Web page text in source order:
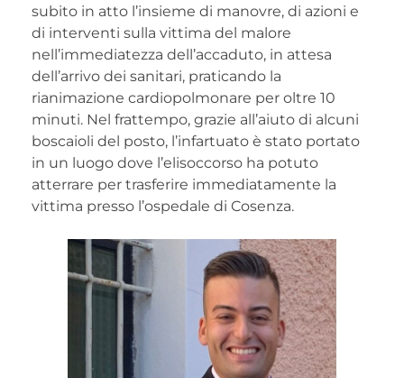
subito in atto l’insieme di manovre, di azioni e
di interventi sulla vittima del malore
nell’immediatezza dell’accaduto, in attesa
dell’arrivo dei sanitari, praticando la
rianimazione cardiopolmonare per oltre 10
minuti. Nel frattempo, grazie all’aiuto di alcuni
boscaioli del posto, l’infartuato è stato portato
in un luogo dove l’elisoccorso ha potuto
atterrare per trasferire immediatamente la
vittima presso l’ospedale di Cosenza.